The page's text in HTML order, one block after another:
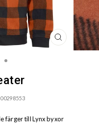
STÄNG
(ESC)
färger till Lynx byxor